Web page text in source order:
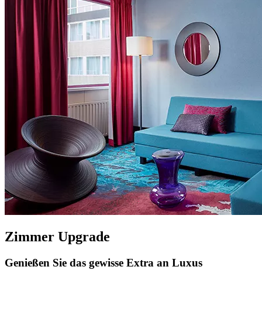
Zimmer Upgrade
Genießen Sie das gewisse Extra an Luxus